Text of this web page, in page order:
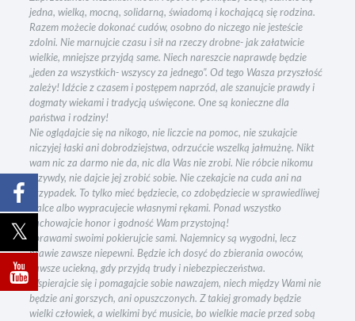
jedna, wielką, mocną, solidarną, świadomą i kochającą się rodzina.
Razem możecie dokonać cudów, osobno do niczego nie jesteście
zdolni. Nie marnujcie czasu i sił na rzeczy drobne- jak załatwicie
wielkie, mniejsze przyjdą same. Niech nareszcie naprawdę będzie
„jeden za wszystkich- wszyscy za jednego”. Od tego Wasza przyszłość
zależy! Idźcie z czasem i postępem naprzód, ale szanujcie prawdy i
dogmaty wiekami i tradycją uświęcone. One są konieczne dla
państwa i rodziny!
Nie oglądajcie się na nikogo, nie liczcie na pomoc, nie szukajcie
niczyjej łaski ani dobrodziejstwa, odrzućcie wszelką jałmużnę. Nikt
wam nic za darmo nie da, nic dla Was nie zrobi. Nie róbcie nikomu
krzywdy, nie dajcie jej zrobić sobie. Nie czekajcie na cuda ani na
przypadek. To tylko mieć będziecie, co zdobędziecie w sprawiedliwej
walce albo wypracujecie własnymi rękami. Ponad wszystko
zachowajcie honor i godność Wam przystojną!
Sprawami swoimi pokierujcie sami. Najemnicy są wygodni, lecz
prawie zawsze niepewni. Będzie ich dosyć do zbierania owoców,
zawsze uciekną, gdy przyjdą trudy i niebezpieczeństwa.
Wspierajcie się i pomagajcie sobie nawzajem, niech między Wami nie
będzie ani gorszych, ani opuszczonych. Z takiej gromady będzie
wielki człowiek, a wielkimi być musicie, bo wielkie macie przed sobą